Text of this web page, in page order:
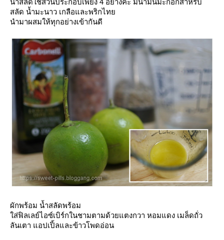
น้ำสลัดใช้ส่วนประกอบเพียง 4 อย่างค่ะ มีน้ำมันมะกอกสำหรับ
สลัด น้ำมะนาว เกลือและพริกไท
นำมาผสมให้ทุกอย่างเข้ากันดี
ผักพร้อม น้ำสลัดพร้อม
ส่ฟิลเลย์ไอซ์เบิร์กในชามตามด้วยแตงกวา หอมแดง เมล็ดถั่ว
ลันเตา แอปเปิ้ลและข้าวโพดอ่อน